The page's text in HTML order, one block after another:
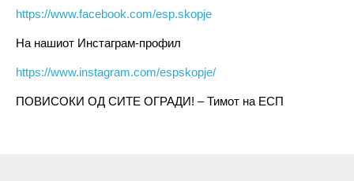
https://www.facebook.com/esp.skopje
На нашиот Инстаграм-профил
https://www.instagram.com/espskopje/
ПОВИСОКИ ОД СИТЕ ОГРАДИ! – Тимот на ЕСП